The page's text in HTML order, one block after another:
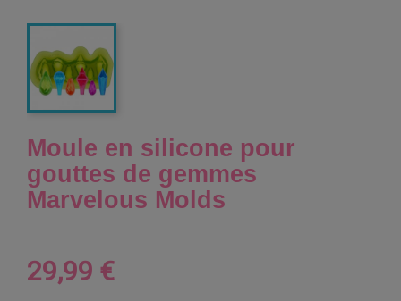
Moule en silicone pour
gouttes de gemmes
Marvelous Molds
29,99 €